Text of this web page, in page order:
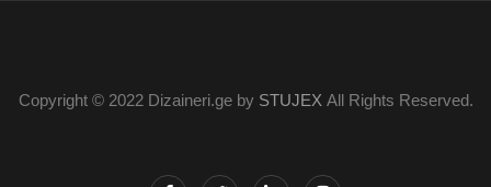
Copyright © 2022 Dizaineri.ge by STUJEX All Rights Reserved.